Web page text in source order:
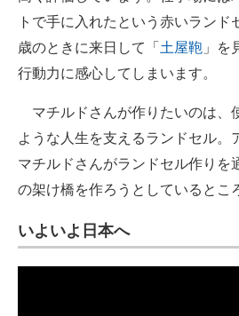
トで手に入れたという赤いランド
歳のときに来日して「 土屋鞄 」を
行動力に感心してしまいます。
マチルドさんが作りたいのは、
ような人生を支えるランドセル。
マチルドさんがランドセル作りを
の架け橋を作ろうとしているとこ
いよいよ日本へ